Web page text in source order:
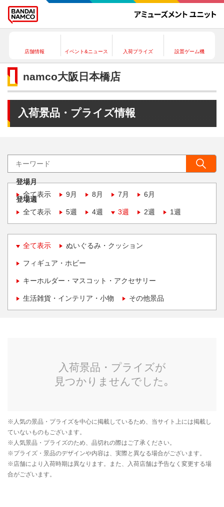
店舗情報 イベント&ニュース 入荷プライズ 設置ゲーム機
namco大阪日本橋店
入荷景品・プライズ情報
登場月
全て表示
9月 8月 7月 6月
登場週
全て表示
5週 4週 3週 2週 1週
全て表示 ぬいぐるみ・クッション
フィギュア・ホビー
キーホルダー・マスコット・アクセサリー
生活雑貨・インテリア・小物 その他景品